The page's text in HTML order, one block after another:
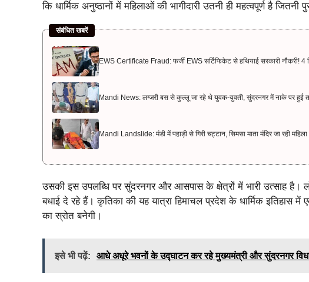
कि धार्मिक अनुष्ठानों में महिलाओं की भागीदारी उतनी ही महत्वपूर्ण है जितनी
संबंधित खबरें
EWS Certificate Fraud: फर्जी EWS सर्टिफिकेट से हथियाई सरकारी नौकरी!
Mandi News: लग्जरी बस से कुल्लू जा रहे थे युवक-युवती, सुंदरनगर में नाके पर हुई
Mandi Landslide: मंडी में पहाड़ी से गिरी चट्टान, सिमसा माता मंदिर जा रही
उसकी इस उपलब्धि पर सुंदरनगर और आसपास के क्षेत्रों में भारी उत्साह है।
बधाई दे रहे हैं।कृतिका की यह यात्रा हिमाचल प्रदेश के धार्मिक इतिहास
का स्रोत बनेगी।
इसे भी पढ़ें: आधे अधूरे भवनों के उद्घाटन कर रहे मुख्यमंत्री और सुंदरनगर